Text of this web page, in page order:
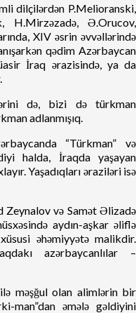
dilçilərdən P.Melioranski,
H.Mirzəzadə, Ə.Orucov,
XIV əsrin əvvəllərində
qədim Azərbaycan
İraq ərazisində, ya da
də, bizi də türkman
adlanmışıq.
“Türkman” və
halda, İraqda yaşayan
Yaşadıqları əraziləri isə
və Samət Əlizadə
aydın-aşkar əliflə
əhəmiyyətə malikdir.
azərbaycanlılar –
məşğul olan alimlərin bir
man”dan əmələ gəldiyini